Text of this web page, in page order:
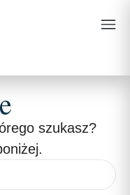
szukasz?